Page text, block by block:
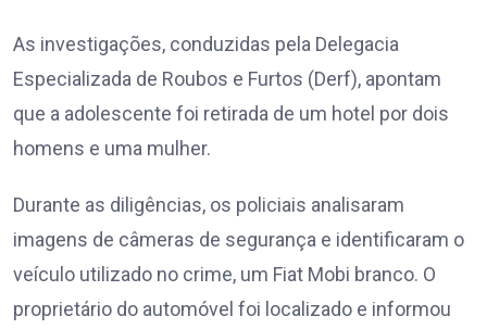
As investigações, conduzidas pela Delegacia
Especializada de Roubos e Furtos (Derf), apontam
que a adolescente foi retirada de um hotel por dois
homens e uma mulher.
Durante as diligências, os policiais analisaram
imagens de câmeras de segurança e identificaram o
veículo utilizado no crime, um Fiat Mobi branco. O
proprietário do automóvel foi localizado e informou